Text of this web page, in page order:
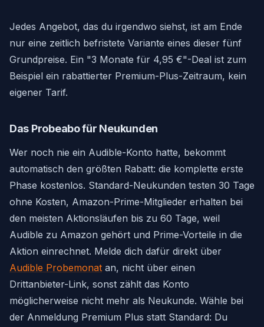
Jedes Angebot, das du irgendwo siehst, ist am Ende
nur eine zeitlich befristete Variante eines dieser fünf
Grundpreise. Ein "3 Monate für 4,95 €"-Deal ist zum
Beispiel ein rabattierter Premium-Plus-Zeitraum, kein
eigener Tarif.
Das Probeabo für Neukunden
Wer noch nie ein Audible-Konto hatte, bekommt
automatisch den größten Rabatt: die komplette erste
Phase kostenlos. Standard-Neukunden testen 30 Tage
ohne Kosten, Amazon-Prime-Mitglieder erhalten bei
den meisten Aktionsläufen bis zu 60 Tage, weil
Audible zu Amazon gehört und Prime-Vorteile in die
Aktion einrechnet. Melde dich dafür direkt über
Audible Probemonat an, nicht über einen
Drittanbieter-Link, sonst zählt das Konto
möglicherweise nicht mehr als Neukunde. Wähle bei
der Anmeldung Premium Plus statt Standard: Du